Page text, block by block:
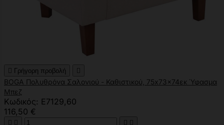
 Γρήγορη προβολή 
BOGA Πολυθρόνα Σαλονιού - Καθιστικού, 75x73x74εκ Ύφασμα
Μπεζ
Κωδικός: Ε7129,60
116,50 €
   